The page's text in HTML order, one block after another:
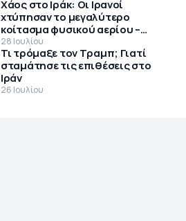
Χάος στο Ιράκ: Οι Ιρανοί
χτύπησαν το μεγαλύτερο
κοίτασμα φυσικού αερίου –
Θρίλερ με αμερικανικό MQ-9
Reaper
28 Ιουλίου
Τι τρόμαξε τον Τραμπ; Γιατί
σταμάτησε τις επιθέσεις στο
Ιράν
26 Ιουλίου